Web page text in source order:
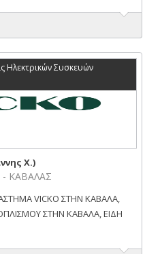
Ηλεκτρικών Συσκευών
Χ.)
- ΚΑΒΑΛΑΣ
VICKO ΣΤΗΝ ΚΑΒΑΛΑ,
ΣΤΗΝ ΚΑΒΑΛΑ, ΕΙΔΗ